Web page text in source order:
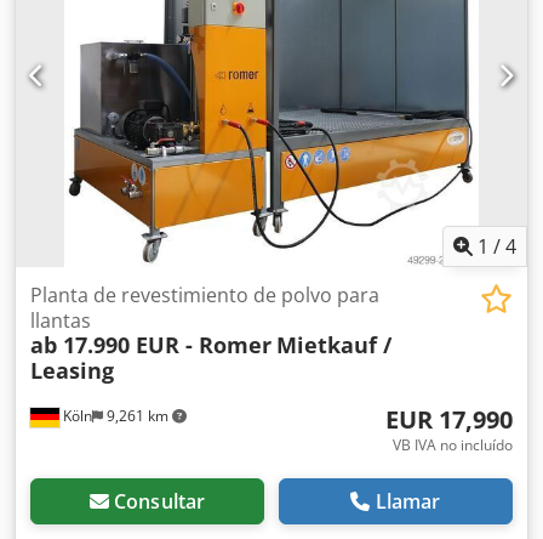
capacidad de carga útil de 1.000 kg. 7. Ruedas de muy
buena calidad, que facilitan su desplazamiento incluso
cuando están cargados. Simplemente alta calidad,
"fabricado en Dinamarca". Normalmente, los carros están
disponibles directamente en el almacén. Para ahorrar en
los gastos de envío de nuestros clientes, embalamos los
carros parcialmente ensamblados (ver imagen). El montaje
es muy rápido. ¿Tiene alguna pregunta? Póngase en
contacto con nosotros, ¡estaremos encantados de
ayudarle! Chedpfsfiuhvex Ak Eja
1 /4
Köln 9,261 km
Planta de revestimiento de polvo para
llantas
ab 17.990 EUR - Romer Mietkauf /
Leasing
EUR 17,990
VB IVA no incluído
Consultar Llamar